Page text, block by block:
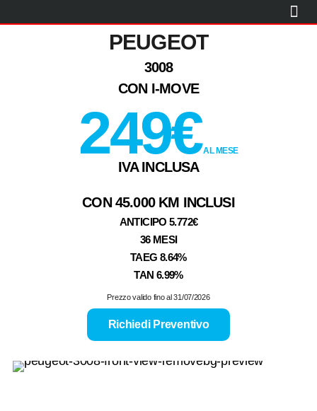
PEUGEOT
3008
CON I-MOVE
249€AL MESE
IVA INCLUSA
CON 45.000 KM INCLUSI
ANTICIPO 5.772€
36 MESI
TAEG 8.64%
TAN 6.99%
Prezzo valido fino al 31/07/2026
Richiedi Preventivo